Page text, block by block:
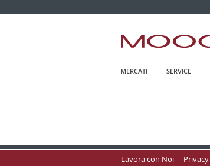
MERCATI SERVICE
Lavora con Noi Privacy